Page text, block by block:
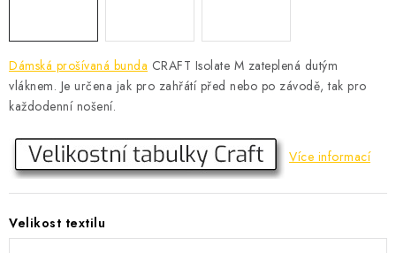
SPORTY
MEGA SLEVY
NOVINKY
NOVINKY MIZUNO
NOVINKY INOV-8
Dámská prošívaná bunda CRAFT Isolate M zateplená dutým
vláknem. Je určena jak pro zahřátí před nebo po závodě, tak pro
každodenní nošení.
Více informací
Velikost textilu